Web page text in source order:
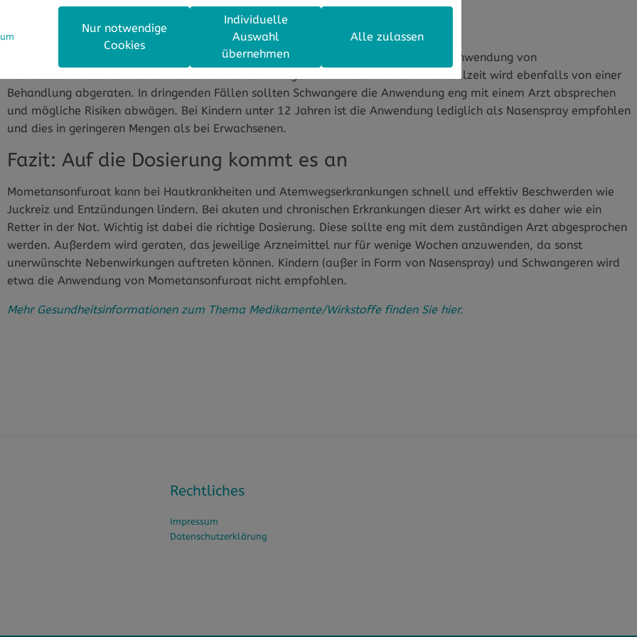
Für wen ist Mometasonfuroat nicht geeignet?
Bei bakteriellen, viralen oder Pilzinfektionen wie Syphilis oder Warzen sollte eine Anwendung von
Mometasonfuroat vermieden werden. In der Schwangerschaft oder während der Stillzeit wird ebenfalls von einer
Behandlung abgeraten. In dringenden Fällen sollten Schwangere die Anwendung eng mit einem Arzt absprechen
und mögliche Risiken abwägen. Bei Kindern unter 12 Jahren ist die Anwendung lediglich als Nasenspray empfohlen
und dies in geringeren Mengen als bei Erwachsenen.
Fazit: Auf die Dosierung kommt es an
Mometansonfuroat kann bei Hautkrankheiten und Atemwegserkrankungen schnell und effektiv Beschwerden wie
Juckreiz und Entzündungen lindern. Bei akuten und chronischen Erkrankungen dieser Art wirkt es daher wie ein
Retter in der Not. Wichtig ist dabei die richtige Dosierung. Diese sollte eng mit dem zuständigen Arzt abgesprochen
werden. Außerdem wird geraten, das jeweilige Arzneimittel nur für wenige Wochen anzuwenden, da sonst
unerwünschte Nebenwirkungen auftreten können. Kindern (außer in Form von Nasenspray) und Schwangeren wird
etwa die Anwendung von Mometansonfuroat nicht empfohlen.
Mehr Gesundheitsinformationen zum Thema Medikamente/Wirkstoffe finden Sie hier.
Rechtliches
Impressum
Datenschutzerklärung
Nur notwendige
Cookies
Individuelle
Auswahl
übernehmen
Alle zulassen